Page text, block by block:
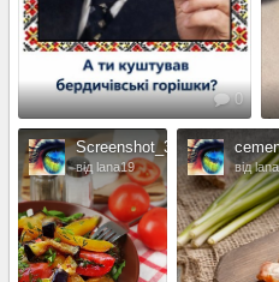
0
Screenshot_30.png
від lana19 від